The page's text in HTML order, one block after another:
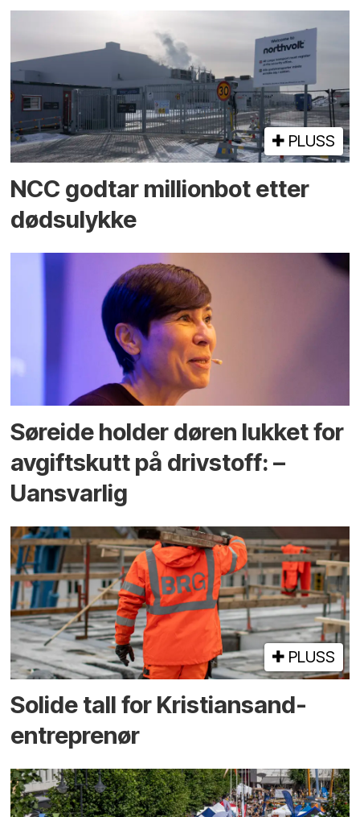
PLUSS
NCC godtar millionbot etter
dødsulykke
Søreide holder døren lukket for
avgiftskutt på drivstoff: –
Uansvarlig
PLUSS
Solide tall for Kristiansand-
entreprenør